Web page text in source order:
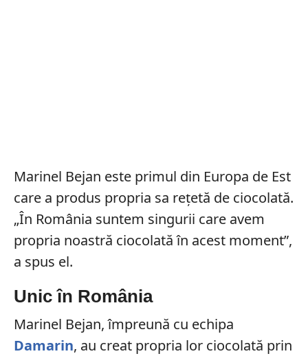
Marinel Bejan este primul din Europa de Est
care a produs propria sa rețetă de ciocolată.
„În România suntem singurii care avem
propria noastră ciocolată în acest moment”,
a spus el.
Unic în România
Marinel Bejan, împreună cu echipa
Damarin, au creat propria lor ciocolată prin